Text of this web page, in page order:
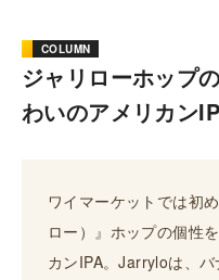
COLUMN
ジャリローホップ
わいのアメリカン
ワイマーケットでは初
ロー）』ホップの個性
カンIPA。Jarryloは、